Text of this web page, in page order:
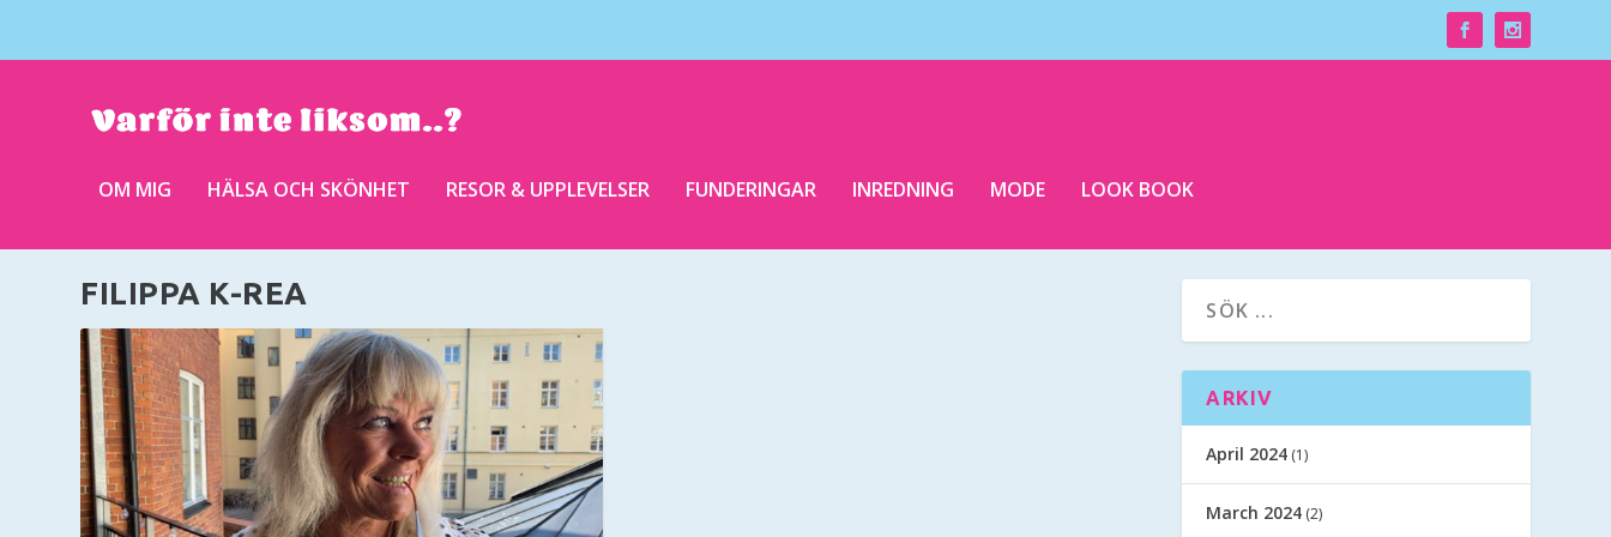
OM MIG HÄLSA OCH SKÖNHET RESOR & UPPLEVELSER FUNDERINGAR INREDNING MODE LOOK BOOK
FILIPPA K-REA
ARKIV
April 2024 (1)
March 2024 (2)